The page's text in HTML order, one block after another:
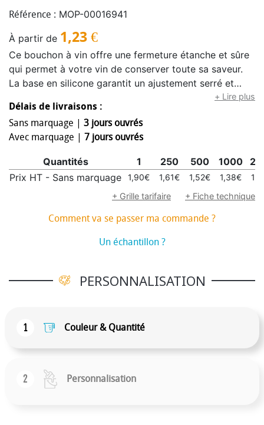
Référence : MOP-00016941
À partir de 1,23 €
Ce bouchon à vin offre une fermeture étanche et sûre
qui permet à votre vin de conserver toute sa saveur.
La base en silicone garantit un ajustement serré et
étanche, tandis que la partie supérieure en acier
inoxydable offre une grande solidité ainsi qu’un aspect
élégant et moderne. À la fois pratique et élégant, il est
idéal pour conserver les bouteilles ouvertes et éviter
+ Lire plus
Délais de livraisons :
Sans marquage | 3 jours ouvrés
Avec marquage | 7 jours ouvrés
Quantités 1 250 500 1000
Prix HT - Sans marquage
1,90€ 1,61€ 1,52€ 1,38€
+ Grille tarifaire
+ Fiche technique
Comment va se passer ma commande ?
Un échantillon ?
PERSONNALISATION
1 Couleur & Quantité
2 Personnalisation